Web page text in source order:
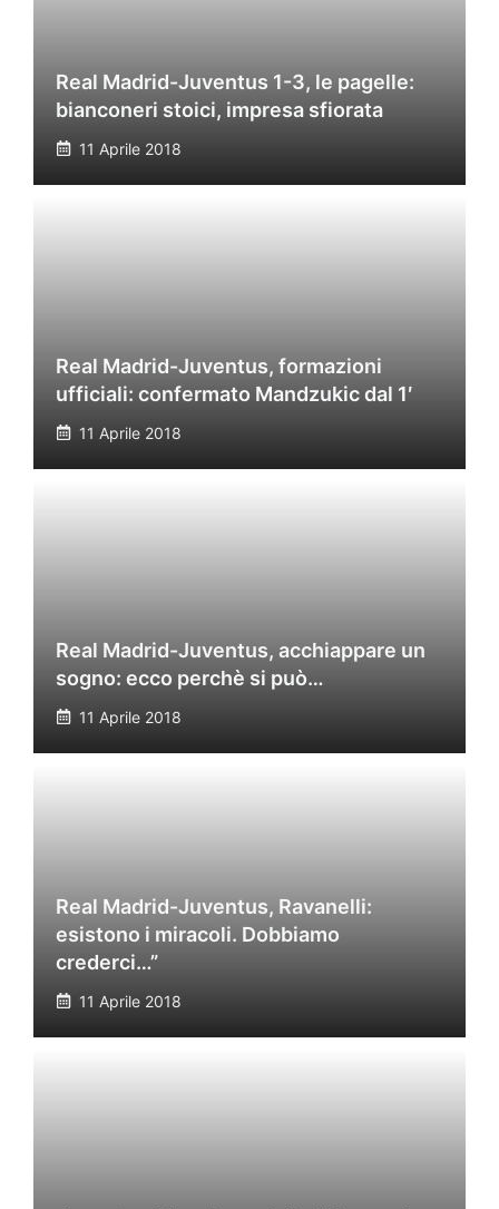
Real Madrid-Juventus 1-3, le pagelle:
bianconeri stoici, impresa sfiorata
11 Aprile 2018
Real Madrid-Juventus, formazioni
ufficiali: confermato Mandzukic dal 1′
11 Aprile 2018
Real Madrid-Juventus, acchiappare un
sogno: ecco perchè si può…
11 Aprile 2018
Real Madrid-Juventus, Ravanelli:
esistono i miracoli. Dobbiamo
crederci…”
11 Aprile 2018